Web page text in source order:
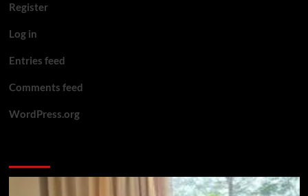
Register
Log in
Entries feed
Comments feed
WordPress.org